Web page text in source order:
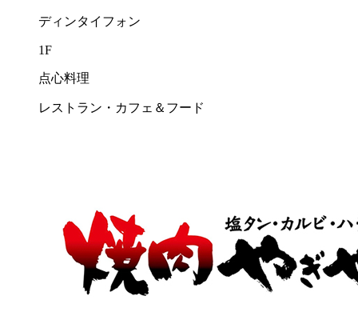
ディンタイフォン
1F
点心料理
レストラン・カフェ＆フード